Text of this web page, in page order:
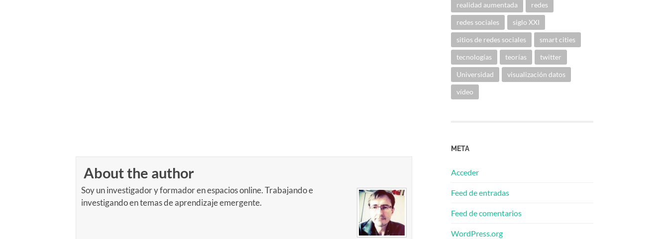
About the author
Soy un investigador y formador en espacios online. Trabajando e
investigando en temas de aprendizaje emergente.
realidad aumentada redes
redes sociales siglo XXI
sitios de redes sociales smart cities
tecnologías teorías twitter
Universidad visualización datos
vídeo
META
Acceder
Feed de entradas
Feed de comentarios
WordPress.org